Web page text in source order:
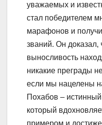
уважаемых и
стал победителем
марафонов и
званий. Он доказал,
выносливость
никакие преграды
если мы нацелены
Похабов –
который